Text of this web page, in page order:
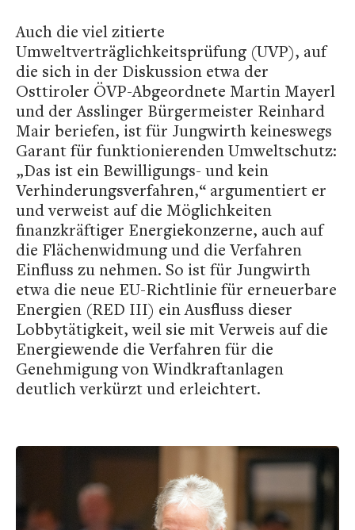
Auch die viel zitierte
Umweltverträglichkeitsprüfung (UVP), auf
die sich in der Diskussion etwa der
Osttiroler ÖVP-Abgeordnete Martin Mayerl
und der Asslinger Bürgermeister Reinhard
Mair beriefen, ist für Jungwirth keineswegs
Garant für funktionierenden Umweltschutz:
„Das ist ein Bewilligungs- und kein
Verhinderungsverfahren,“ argumentiert er
und verweist auf die Möglichkeiten
finanzkräftiger Energiekonzerne, auch auf
die Flächenwidmung und die Verfahren
Einfluss zu nehmen. So ist für Jungwirth
etwa die neue EU-Richtlinie für erneuerbare
Energien (RED III) ein Ausfluss dieser
Lobbytätigkeit, weil sie mit Verweis auf die
Energiewende die Verfahren für die
Genehmigung von Windkraftanlagen
deutlich verkürzt und erleichtert.